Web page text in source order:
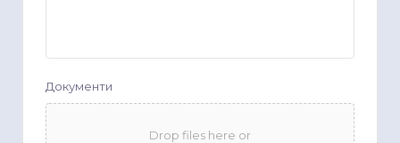
Документи
Drop files here or